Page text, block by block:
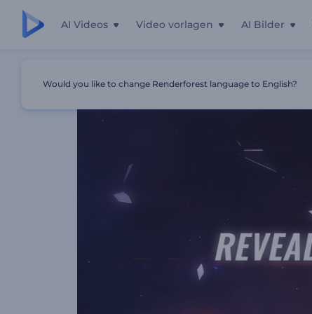
AI Videos Video vorlagen AI Bilder
Would you like to change Renderforest language to English?